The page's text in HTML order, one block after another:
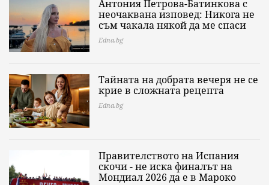
Антония Петрова-Батинкова с
неочаквана изповед: Никога не
съм чакала някой да ме спаси
Edna.bg
Тайната на добрата вечеря не се
крие в сложната рецепта
Edna.bg
Правителството на Испания
скочи - не иска финалът на
Мондиал 2026 да е в Мароко